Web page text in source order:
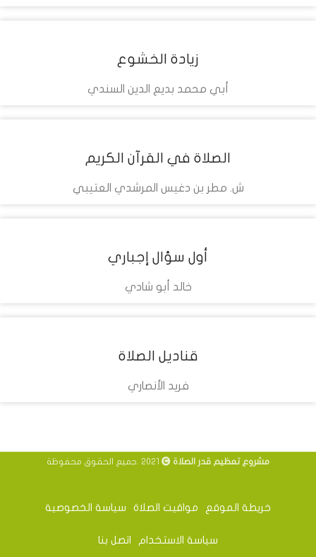
تحميل
التفاصيل
زيادة الخشوع
أبي محمد بديع الدين السندي
تحميل
التفاصيل
الصلاة في القرآن الكريم
ش. مطر بن دغيس المرشدي العتيبي
تحميل
التفاصيل
أول سؤال إجباري
خالد أبو شادي
تحميل
التفاصيل
قناديل الصلاة
فريد الأنصاري
مشروع تعظيم قدر الصلاة
خريطة الموقع مواقيت الصلاة سياسة الخصوصية
سياسة الاستخدام اتصل بنا